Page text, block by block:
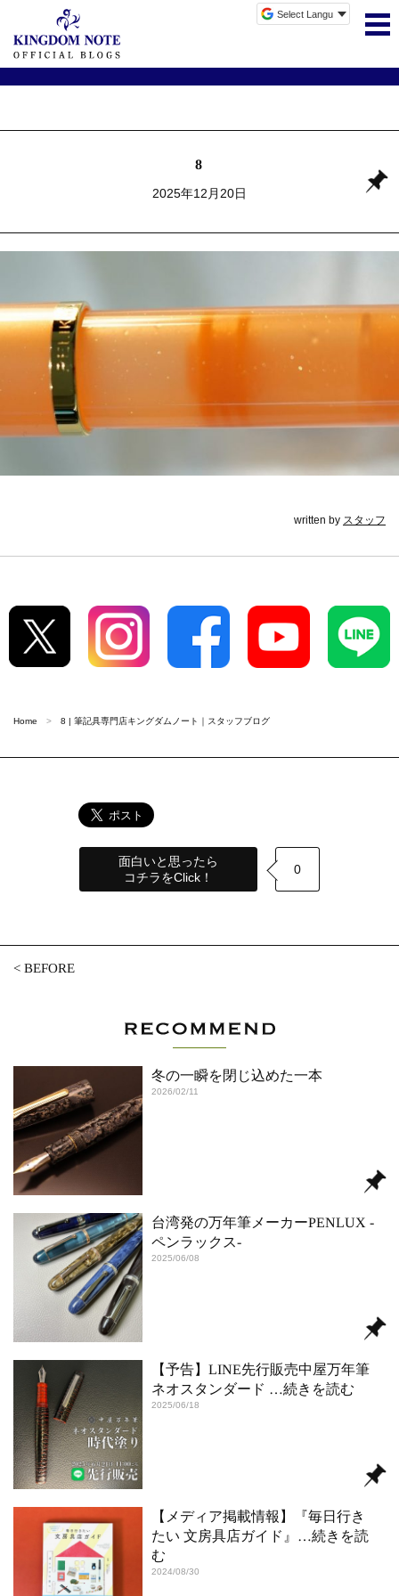
8
2025年12月20日
written by スタッフ
Home 8 | 筆記具専門店キングダムノート｜スタッフブログ
面白いと思ったら
コチラをClick！
0
<BEFORE
冬の一瞬を閉じ込めた一本
2026/02/11
台湾発の万年筆メーカーPENLUX ‐
ペンラックス‐
2025/06/08
【予告】LINE先行販売中屋万年筆
ネオスタンダード …続きを読む
2025/06/18
【メディア掲載情報】『毎日行き
たい 文房具店ガイド』 …続きを読
む
2024/08/30